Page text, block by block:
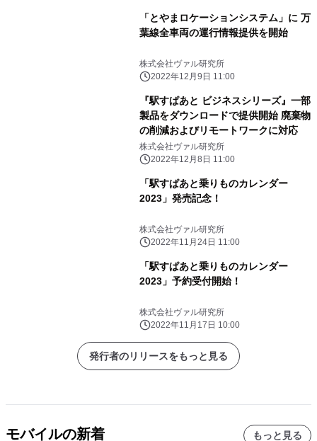
「とやまロケーションシステム」に 万
葉線全車両の運行情報提供を開始
株式会社ヴァル研究所
2022年12月9日 11:00
『駅すぱあと ビジネスシリーズ』一部
製品をダウンロードで提供開始 廃棄物
の削減およびリモートワークに対応
株式会社ヴァル研究所
2022年12月8日 11:00
「駅すぱあと乗りものカレンダー
2023」発売記念！
株式会社ヴァル研究所
2022年11月24日 11:00
「駅すぱあと乗りものカレンダー
2023」予約受付開始！
株式会社ヴァル研究所
2022年11月17日 10:00
発行者のリリースをもっと見る
モバイルの新着 もっと見る